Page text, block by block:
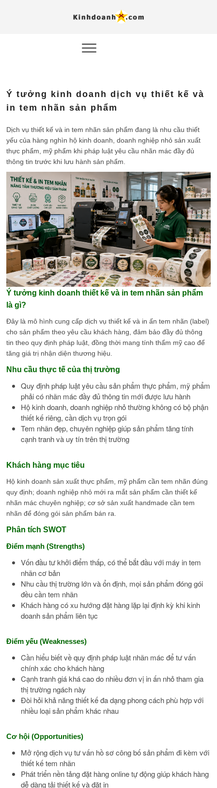
AI
Ý tưởng kinh doanh dịch vụ thiết kế và
in tem nhãn sản phẩm
Dịch vụ thiết kế và in tem nhãn sản phẩm đang là nhu cầu thiết
yếu của hàng nghìn hộ kinh doanh, doanh nghiệp nhỏ sản xuất
thực phẩm, mỹ phẩm khi pháp luật yêu cầu nhãn mác đầy đủ
thông tin trước khi lưu hành sản phẩm.
Ý tưởng kinh doanh thiết kế và in tem nhãn sản phẩm
là gì?
Đây là mô hình cung cấp dịch vụ thiết kế và in ấn tem nhãn (label)
cho sản phẩm theo yêu cầu khách hàng, đảm bảo đầy đủ thông
tin theo quy định pháp luật, đồng thời mang tính thẩm mỹ cao để
tăng giá trị nhận diện thương hiệu.
Nhu cầu thực tế của thị trường
Quy định pháp luật yêu cầu sản phẩm thực phẩm, mỹ phẩm
phải có nhãn mác đầy đủ thông tin mới được lưu hành
Hộ kinh doanh, doanh nghiệp nhỏ thường không có bộ phận
thiết kế riêng, cần dịch vụ trọn gói
Tem nhãn đẹp, chuyên nghiệp giúp sản phẩm tăng tính
cạnh tranh và uy tín trên thị trường
Khách hàng mục tiêu
Hộ kinh doanh sản xuất thực phẩm, mỹ phẩm cần tem nhãn đúng
quy định; doanh nghiệp nhỏ mới ra mắt sản phẩm cần thiết kế
nhãn mác chuyên nghiệp; cơ sở sản xuất handmade cần tem
nhãn để đóng gói sản phẩm bán ra.
Phân tích SWOT
Điểm mạnh (Strengths)
Vốn đầu tư khởi điểm thấp, có thể bắt đầu với máy in tem
nhãn cơ bản
Nhu cầu thị trường lớn và ổn định, mọi sản phẩm đóng gói
đều cần tem nhãn
Khách hàng có xu hướng đặt hàng lặp lại định kỳ khi kinh
doanh sản phẩm liên tục
Điểm yếu (Weaknesses)
Cần hiểu biết về quy định pháp luật nhãn mác để tư vấn
chính xác cho khách hàng
Cạnh tranh giá khá cao do nhiều đơn vị in ấn nhỏ tham gia
thị trường ngách này
Đòi hỏi khả năng thiết kế đa dạng phong cách phù hợp với
nhiều loại sản phẩm khác nhau
Cơ hội (Opportunities)
Mở rộng dịch vụ tư vấn hồ sơ công bố sản phẩm đi kèm với
thiết kế tem nhãn
Phát triển nền tảng đặt hàng online tự động giúp khách hàng
dễ dàng tải thiết kế và đặt in